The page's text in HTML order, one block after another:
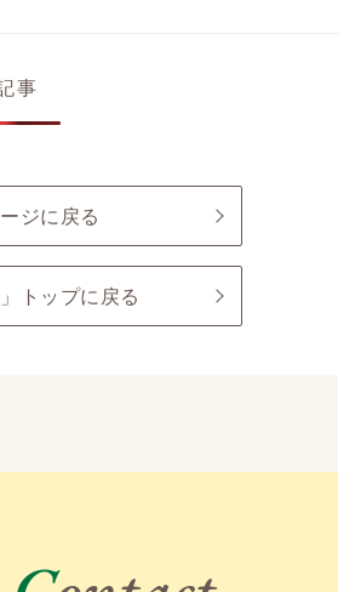
事
ジに戻る
トップに戻る